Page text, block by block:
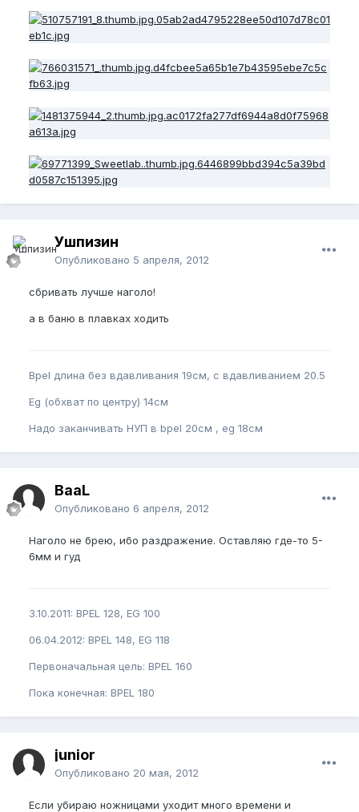
Ушпизин
Опубликовано 5 апреля, 2012
сбривать лучше наголо!
а в баню в плавках ходить
Bpel длина без вдавливания 19см, с вдавливанием 20.5
Eg (обхват по центру) 14см
Надо заканчивать НУП в bpel 20см , eg 18см
BaaL
Опубликовано 6 апреля, 2012
Наголо не брею, ибо раздражение. Оставляю где-то 5-
6мм и гуд
3.10.2011: BPEL 128, EG 100
06.04.2012: BPEL 148, EG 118
Первоначальная цель: BPEL 160
Пока конечная: BPEL 180
junior
Опубликовано 20 мая, 2012
Если убираю ножницами уходит много времени и